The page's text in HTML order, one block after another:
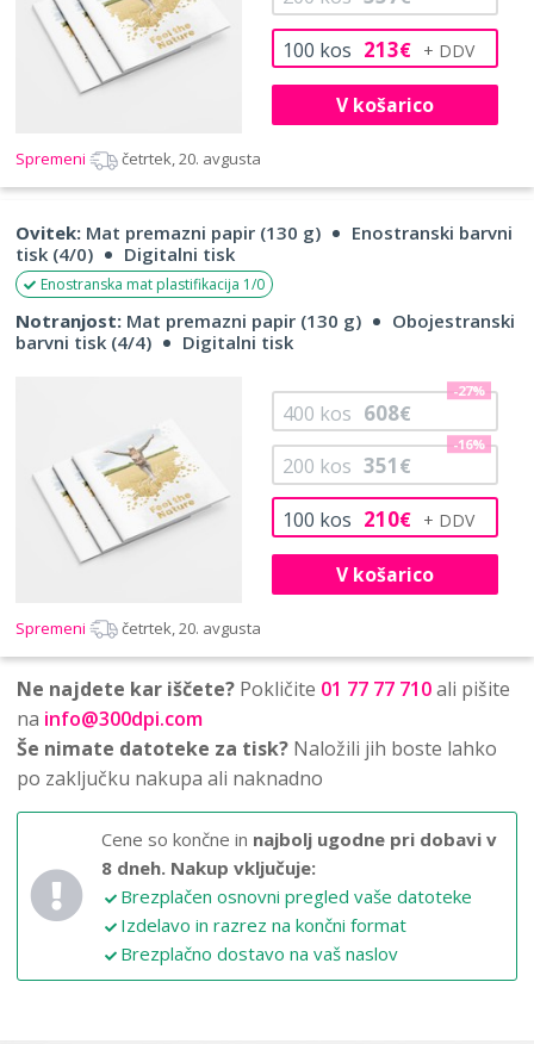
100 kos 213€
V košarico
Spremeni četrtek, 20. avgusta
Ovitek: Mat premazni papir (130 g)
Enostranski barvni
tisk (4/0)
Digitalni tisk
Enostranska mat plastifikacija 1/0
Notranjost: Mat premazni papir (130 g)
Obojestranski
barvni tisk (4/4)
Digitalni tisk
100 kos 210€
200 kos 351€
-16%
400 kos 608€
-27%
V košarico
Spremeni četrtek, 20. avgusta
Ne najdete kar iščete? Pokličite 01 77 77 710ali pišite
na info@300dpi.com
Še nimate datoteke za tisk? Naložili jih boste lahko
po zaključku nakupa ali naknadno
Cene so končne in najbolj ugodne pri dobavi v
8 dneh. Nakup vključuje:
Brezplačen osnovni pregled vaše datoteke
Izdelavo in razrez na končni format
Brezplačno dostavo na vaš naslov